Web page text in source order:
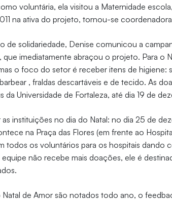
voluntária, ela visitou a Maternidade
na ativa do projeto, tornou-se
de solidariedade, Denise comunicou a
que imediatamente abraçou o projeto. Para o
o foco do setor é receber itens de higiene:
, fraldas descartáveis e de tecido. As
Universidade de Fortaleza, até dia 19 de
instituições no dia do Natal: no dia 25 de
na Praça das Flores (em frente ao
todos os voluntários para os hospitais dando
não recebe mais doações, ele é
de Amor são notados todo ano, o